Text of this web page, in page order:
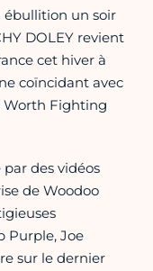
ébullition un soir
DOLEY revient
cet hiver à
coïncidant avec
Worth Fighting
des vidéos
de Woodoo
Purple, Joe
sur le dernier